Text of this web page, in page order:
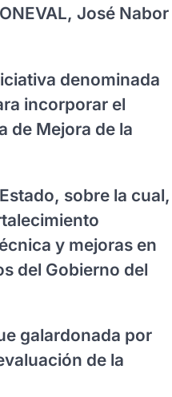
José Nabor
denominada
incorporar el
de Mejora de la
sobre la cual,
y mejoras en
del Gobierno del
galardonada por
de la